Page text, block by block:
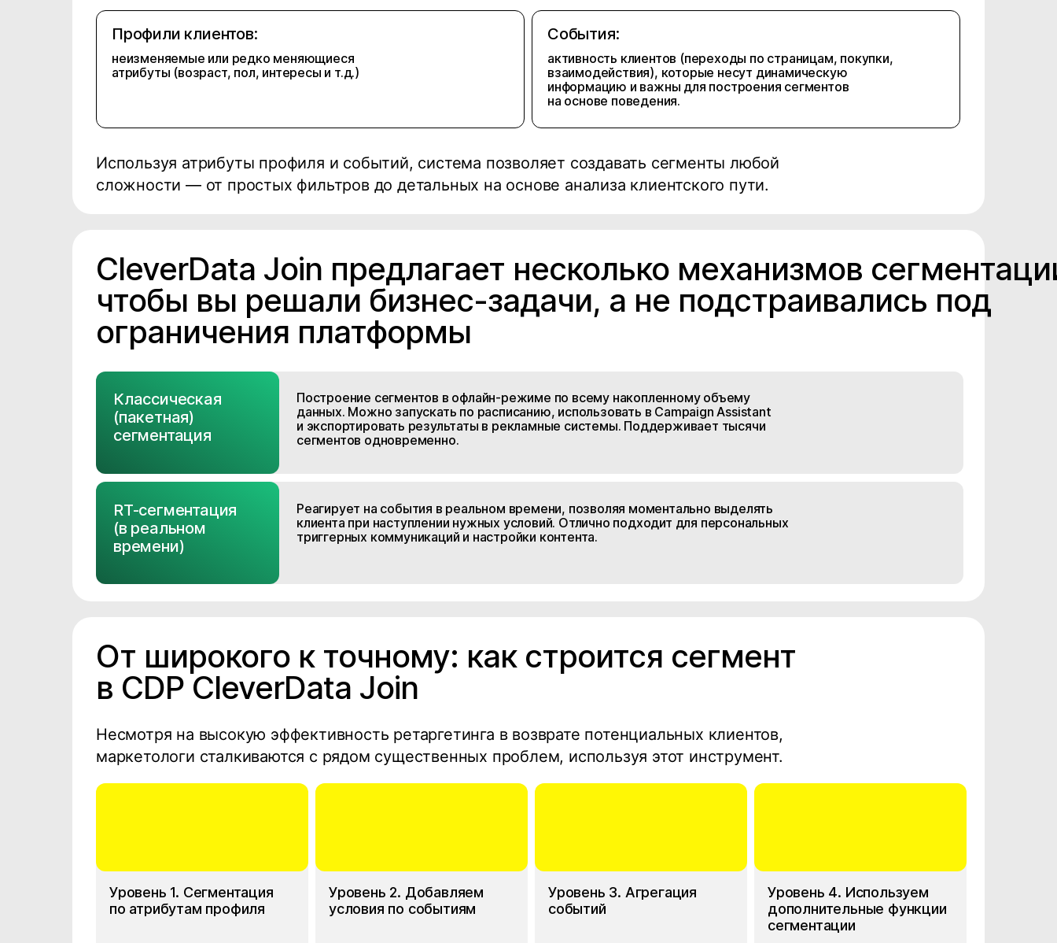
Используя атрибуты профиля и событий, система позволяет создавать сегменты любой
сложности — от простых фильтров до детальных на основе анализа клиентского пути.
неизменяемые или редко меняющиеся
атрибуты (возраст, пол, интересы и т.д.)
Профили клиентов:
активность клиентов (переходы по страницам, покупки,
взаимодействия), которые несут динамическую
информацию и важны для построения сегментов
на основе поведения.
События:
CleverData Join предлагает несколько механизмов
чтобы вы решали бизнес-задачи, а не подстраивались под
ограничения платформы
Реагирует на события в реальном времени, позволяя моментально выделять
клиента при наступлении нужных условий. Отлично подходит для персональных
триггерных коммуникаций и настройки контента.
Построение сегментов в офлайн-режиме по всему накопленному объему
данных. Можно запускать по расписанию, использовать в Campaign Assistant
и экспортировать результаты в рекламные системы. Поддерживает тысячи
сегментов одновременно.
RT-сегментация
(в реальном
времени)
Классическая
(пакетная)
сегментация
От широкого к точному: как строится сегмент
в CDP CleverData Join
Уровень 1. Сегментация
по атрибутам профиля
Уровень 2. Добавляем
условия по событиям
Уровень 3. Агрегация
событий
Уровень 4. Используем
дополнительные функции
сегментации
Несмотря на высокую эффективность ретаргетинга в возврате потенциальных клиентов,
маркетологи сталкиваются с рядом существенных проблем, используя этот инструмент.